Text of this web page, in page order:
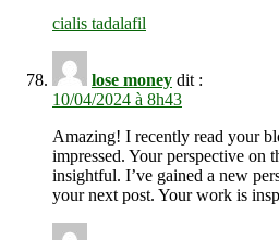
cialis tadalafil
lose money dit :
10/04/2024 à 8h43
Amazing! I recently read your
impressed. Your perspective on
insightful. I’ve gained a new
your next post. Your work is